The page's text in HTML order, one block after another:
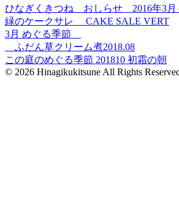
ひなぎくきつね おしらせ 2016年3月
緑のケークサレ CAKE SALE VERT
3月 めぐる季節
ふだん草クリーム煮2018.08
この庭のめぐる季節 201810 初霜の朝
© 2026 Hinagikukitsune All Rights